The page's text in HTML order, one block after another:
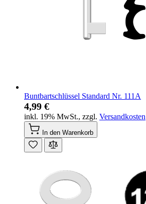
Buntbartschlüssel Standard Nr. 111A
4,99 €
inkl. 19% MwSt., zzgl. Versandkosten
In den Warenkorb